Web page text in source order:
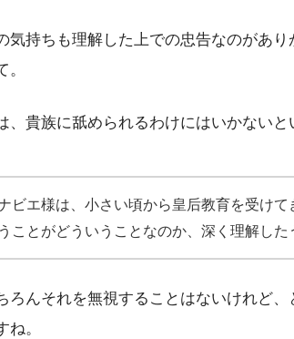
気持ちも理解した上での忠告なのがあ
、貴族に舐められるわけにはいかないと
ビエ様は、小さい頃から皇后教育を受け
うことがどういうことなのか、深く理解した
ろんそれを無視することはないけれど
ね。